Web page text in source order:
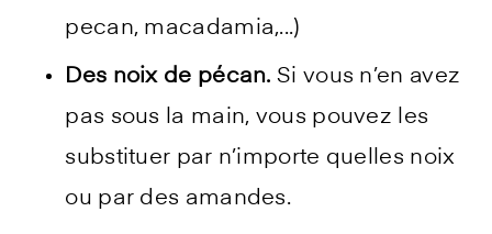
pecan, macadamia,...)
Des noix de pécan.Si vous n’en avez
pas sous la main, vous pouvez les
substituer par n’importe quelles noix
ou par des amandes.